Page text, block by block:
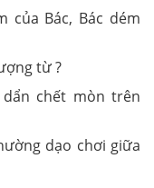
của Bác, Bác dém
từ ?
chết mòn trên
dạo chơi giữa